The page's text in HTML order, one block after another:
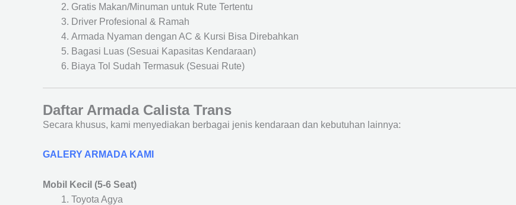
Gratis Makan/Minuman untuk Rute Tertentu
Driver Profesional & Ramah
Armada Nyaman dengan AC & Kursi Bisa Direbahkan
Bagasi Luas (Sesuai Kapasitas Kendaraan)
Biaya Tol Sudah Termasuk (Sesuai Rute)
Daftar Armada Calista Trans
Secara khusus, kami menyediakan berbagai jenis kendaraan dan kebutuhan lainnya:
GALERY ARMADA KAMI
Mobil Kecil (5-6 Seat)
Toyota Agya